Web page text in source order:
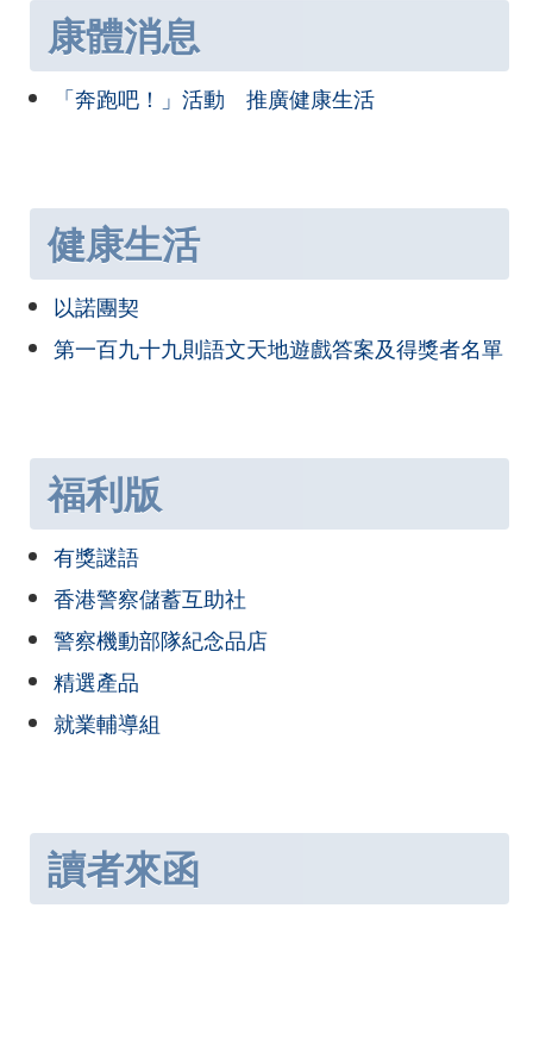
康體消息
「奔跑吧！」活動 推廣健康生活
健康生活
以諾團契
第一百九十九則語文天地遊戲答案及得獎者名單
福利版
有獎謎語
香港警察儲蓄互助社
警察機動部隊紀念品店
精選產品
就業輔導組
讀者來函